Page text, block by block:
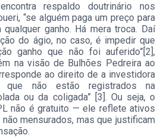
respaldo doutrinário nos
“se alguém paga um preço para
ganho. Há mera troca. Daí
do ágio, no caso, é impedir que
ganho que não foi auferido”[2],
na visão de Bulhões Pedreira ao
ao direito de a investidora
que não estão registrados na
ou da coligada” [3]. Ou seja, o
não é gratuito — ele reflete ativos
mensurados, mas que justificam